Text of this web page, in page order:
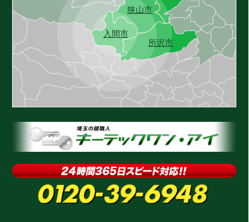
入間市
狭山市
所沢市